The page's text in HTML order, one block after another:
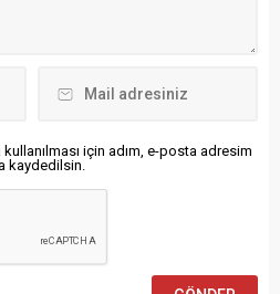
Başkanı Nezaket Kirazlı ile...
için adım, e-posta adresim
kaydedilsin.